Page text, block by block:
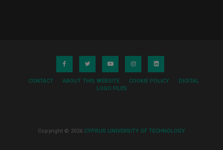
CONTACT ABOUT THIS WEBSITE COOKIE POLICY
DIGITAL
LOGO FILES
Copyright © 2026 CYPRUS UNIVERSITY OF TECHNOLOGY